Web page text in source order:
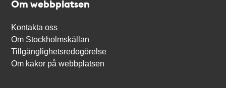
Om webbplatsen
Kontakta oss
Om Stockholmskällan
Tillgänglighetsredogörelse
Om kakor på webbplatsen